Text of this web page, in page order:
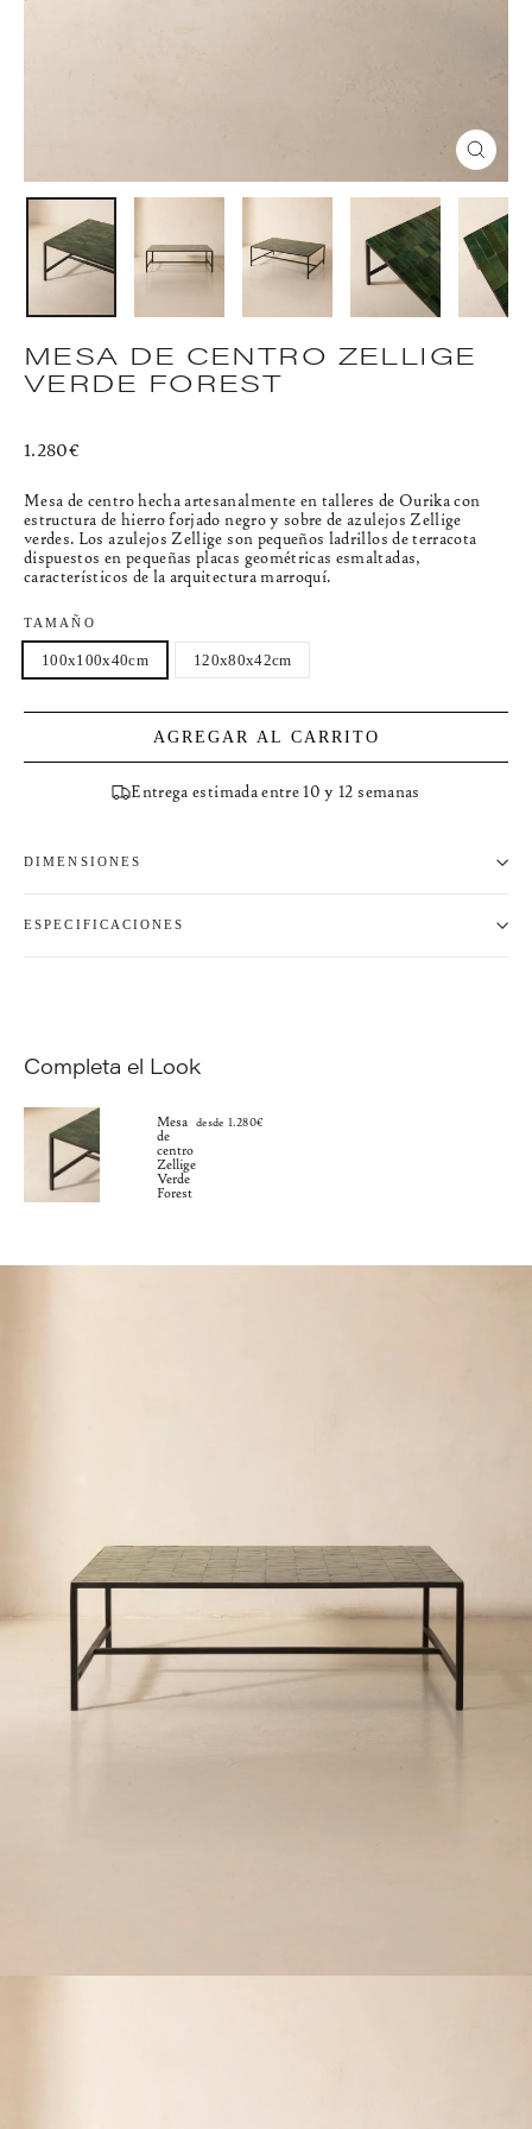
(ESC)
MESA DE CENTRO ZELLIGE
VERDE FOREST
Precio
1.280€
Mesa de centro hecha artesanalmente en talleres de Ourika con
estructura de hierro forjado negro y sobre de azulejos Zellige
verdes. Los azulejos Zellige son pequeños ladrillos de terracota
dispuestos en pequeñas placas geométricas esmaltadas,
característicos de la arquitectura marroquí.
TAMAÑO
100x100x40cm 120x80x42cm
AGREGAR AL CARRITO
Entrega estimada entre 10 y 12 semanas
DIMENSIONES
ESPECIFICACIONES
Completa el Look
Mesa
de
centro
Zellige
Verde
Forest
desde 1.280€